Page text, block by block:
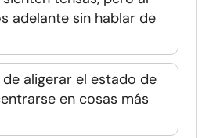
adelante sin hablar de
aligerar el estado de
en cosas más